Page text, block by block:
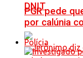
DNIT
PGR pede
por calúnia
Polícia